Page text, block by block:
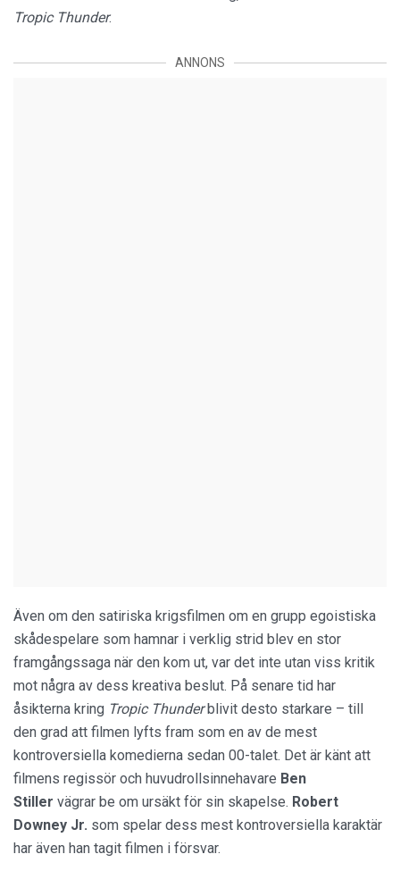
Tropic Thunder.
ANNONS
Även om den satiriska krigsfilmen om en grupp egoistiska
skådespelare som hamnar i verklig strid blev en stor
framgångssaga när den kom ut, var det inte utan viss kritik
mot några av dess kreativa beslut. På senare tid har
åsikterna kring Tropic Thunderblivit desto starkare – till
den grad att filmen lyfts fram som en av de mest
kontroversiella komedierna sedan 00-talet. Det är känt att
filmens regissör och huvudrollsinnehavare Ben
Stiller vägrar be om ursäkt för sin skapelse. Robert
Downey Jr. som spelar dess mest kontroversiella karaktär
har även han tagit filmen i försvar.